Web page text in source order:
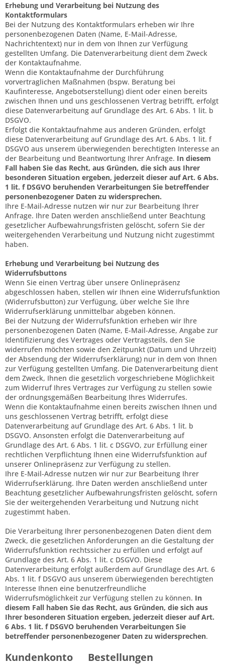
Erhebung und Verarbeitung bei Nutzung des
Kontaktformulars
Bei der Nutzung des Kontaktformulars erheben wir Ihre
personenbezogenen Daten (Name, E-Mail-Adresse,
Nachrichtentext) nur in dem von Ihnen zur Verfügung
gestellten Umfang. Die Datenverarbeitung dient dem Zweck
der Kontaktaufnahme.
Wenn die Kontaktaufnahme der Durchführung
vorvertraglichen Maßnahmen (bspw. Beratung bei
Kaufinteresse, Angebotserstellung) dient oder einen bereits
zwischen Ihnen und uns geschlossenen Vertrag betrifft, erfolgt
diese Datenverarbeitung auf Grundlage des Art. 6 Abs. 1 lit. b
DSGVO.
Erfolgt die Kontaktaufnahme aus anderen Gründen, erfolgt
diese Datenverarbeitung auf Grundlage des Art. 6 Abs. 1 lit. f
DSGVO aus unserem überwiegenden berechtigten Interesse an
der Bearbeitung und Beantwortung Ihrer Anfrage. In diesem
Fall haben Sie das Recht, aus Gründen, die sich aus Ihrer
besonderen Situation ergeben, jederzeit dieser auf Art. 6 Abs.
1 lit. f DSGVO beruhenden Verarbeitungen Sie betreffender
personenbezogener Daten zu widersprechen.
Ihre E-Mail-Adresse nutzen wir nur zur Bearbeitung Ihrer
Anfrage. Ihre Daten werden anschließend unter Beachtung
gesetzlicher Aufbewahrungsfristen gelöscht, sofern Sie der
weitergehenden Verarbeitung und Nutzung nicht zugestimmt
haben.
Erhebung und Verarbeitung bei Nutzung des
Widerrufsbuttons
Wenn Sie einen Vertrag über unsere Onlinepräsenz
abgeschlossen haben, stellen wir Ihnen eine Widerrufsfunktion
(Widerrufsbutton) zur Verfügung, über welche Sie Ihre
Widerrufserklärung unmittelbar abgeben können.
Bei der Nutzung der Widerrufsfunktion erheben wir Ihre
personenbezogenen Daten (Name, E-Mail-Adresse, Angabe zur
Identifizierung des Vertrages oder Vertragsteils, den Sie
widerrufen möchten sowie den Zeitpunkt (Datum und Uhrzeit)
der Absendung der Widerrufserklärung) nur in dem von Ihnen
zur Verfügung gestellten Umfang. Die Datenverarbeitung dient
dem Zweck, Ihnen die gesetzlich vorgeschriebene Möglichkeit
zum Widerruf Ihres Vertrages zur Verfügung zu stellen sowie
der ordnungsgemäßen Bearbeitung Ihres Widerrufes.
Wenn die Kontaktaufnahme einen bereits zwischen Ihnen und
uns geschlossenen Vertrag betrifft, erfolgt diese
Datenverarbeitung auf Grundlage des Art. 6 Abs. 1 lit. b
DSGVO. Ansonsten erfolgt die Datenverarbeitung auf
Grundlage des Art. 6 Abs. 1 lit. c DSGVO, zur Erfüllung einer
rechtlichen Verpflichtung Ihnen eine Widerrufsfunktion auf
unserer Onlinepräsenz zur Verfügung zu stellen.
Ihre E-Mail-Adresse nutzen wir nur zur Bearbeitung Ihrer
Widerrufserklärung. Ihre Daten werden anschließend unter
Beachtung gesetzlicher Aufbewahrungsfristen gelöscht, sofern
Sie der weitergehenden Verarbeitung und Nutzung nicht
zugestimmt haben.
Die Verarbeitung Ihrer personenbezogenen Daten dient dem
Zweck, die gesetzlichen Anforderungen an die Gestaltung der
Widerrufsfunktion rechtssicher zu erfüllen und erfolgt auf
Grundlage des Art. 6 Abs. 1 lit. c DSGVO. Diese
Datenverarbeitung erfolgt außerdem auf Grundlage des Art. 6
Abs. 1 lit. f DSGVO aus unserem überwiegenden berechtigten
Interesse Ihnen eine benutzerfreundliche
Widerrufsmöglichkeit zur Verfügung stellen zu können. In
diesem Fall haben Sie das Recht, aus Gründen, die sich aus
Ihrer besonderen Situation ergeben, jederzeit dieser auf Art.
6 Abs. 1 lit. f DSGVO beruhenden Verarbeitungen Sie
betreffender personenbezogener Daten zu widersprechen.
Kundenkonto Bestellungen